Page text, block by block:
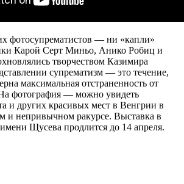
фотосупрематистов — ни «капли»
Карой Серт Миньо, Анико Робиц и
творчеством Казимира
супрематизм — это течение,
максимальная отстраненность от
фотография — можно увидеть
и других красивых мест в Венгрии в
и непривычном ракурсе. Выставка в
Щусева продлится до 14 апреля.